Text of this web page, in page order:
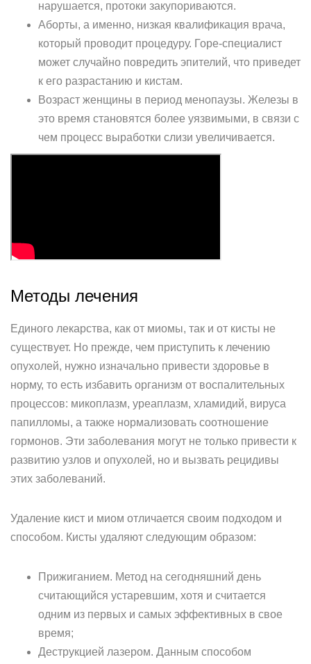
нарушается, протоки закупориваются.
Аборты, а именно, низкая квалификация врача,
который проводит процедуру. Горе-специалист
может случайно повредить эпителий, что приведет
к его разрастанию и кистам.
Возраст женщины в период менопаузы. Железы в
это время становятся более уязвимыми, в связи с
чем процесс выработки слизи увеличивается.
Методы лечения
Единого лекарства, как от миомы, так и от кисты не
существует. Но прежде, чем приступить к лечению
опухолей, нужно изначально привести здоровье в
норму, то есть избавить организм от воспалительных
процессов: микоплазм, уреаплазм, хламидий, вируса
папилломы, а также нормализовать соотношение
гормонов. Эти заболевания могут не только привести к
развитию узлов и опухолей, но и вызвать рецидивы
этих заболеваний.
Удаление кист и миом отличается своим подходом и
способом. Кисты удаляют следующим образом:
Прижиганием. Метод на сегодняшний день
считающийся устаревшим, хотя и считается
одним из первых и самых эффективных в свое
время;
Деструкцией лазером. Данным способом